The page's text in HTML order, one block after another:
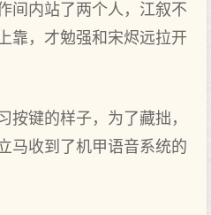
间内站了两个人，江叙不
靠，才勉强和宋烬远拉开
按键的样子，为了藏拙，
马收到了机甲语音系统的